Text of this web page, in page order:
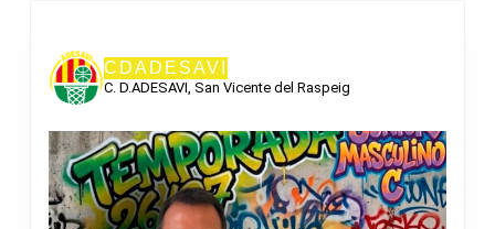
CDADESAVI
C. D.ADESAVI, San Vicente del Raspeig